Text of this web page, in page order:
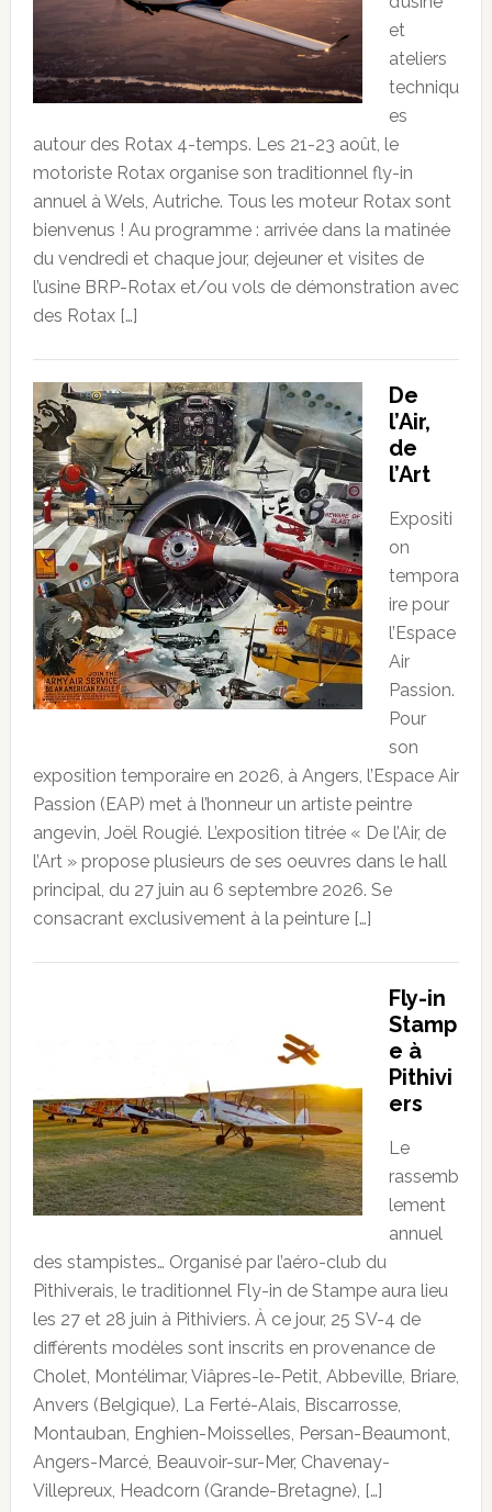
et
ateliers
techniqu
es
autour des Rotax 4-temps. Les 21-23 août, le
motoriste Rotax organise son traditionnel fly-in
annuel à Wels, Autriche. Tous les moteur Rotax sont
bienvenus ! Au programme : arrivée dans la matinée
du vendredi et chaque jour, dejeuner et visites de
l’usine BRP-Rotax et/ou vols de démonstration avec
des Rotax […]
De
l’Air,
de
l’Art
Expositi
on
tempora
ire pour
l’Espace
Air
Passion.
Pour
son
exposition temporaire en 2026, à Angers, l’Espace Air
Passion (EAP) met à l’honneur un artiste peintre
angevin, Joël Rougié. L’exposition titrée « De l’Air, de
l’Art » propose plusieurs de ses oeuvres dans le hall
principal, du 27 juin au 6 septembre 2026. Se
consacrant exclusivement à la peinture […]
Fly-in
Stamp
e à
Pithivi
ers
Le
rassemb
lement
annuel
des stampistes… Organisé par l’aéro-club du
Pithiverais, le traditionnel Fly-in de Stampe aura lieu
les 27 et 28 juin à Pithiviers. À ce jour, 25 SV-4 de
différents modèles sont inscrits en provenance de
Cholet, Montélimar, Viâpres-le-Petit, Abbeville, Briare,
Anvers (Belgique), La Ferté-Alais, Biscarrosse,
Montauban, Enghien-Moisselles, Persan-Beaumont,
Angers-Marcé, Beauvoir-sur-Mer, Chavenay-
Villepreux, Headcorn (Grande-Bretagne), […]